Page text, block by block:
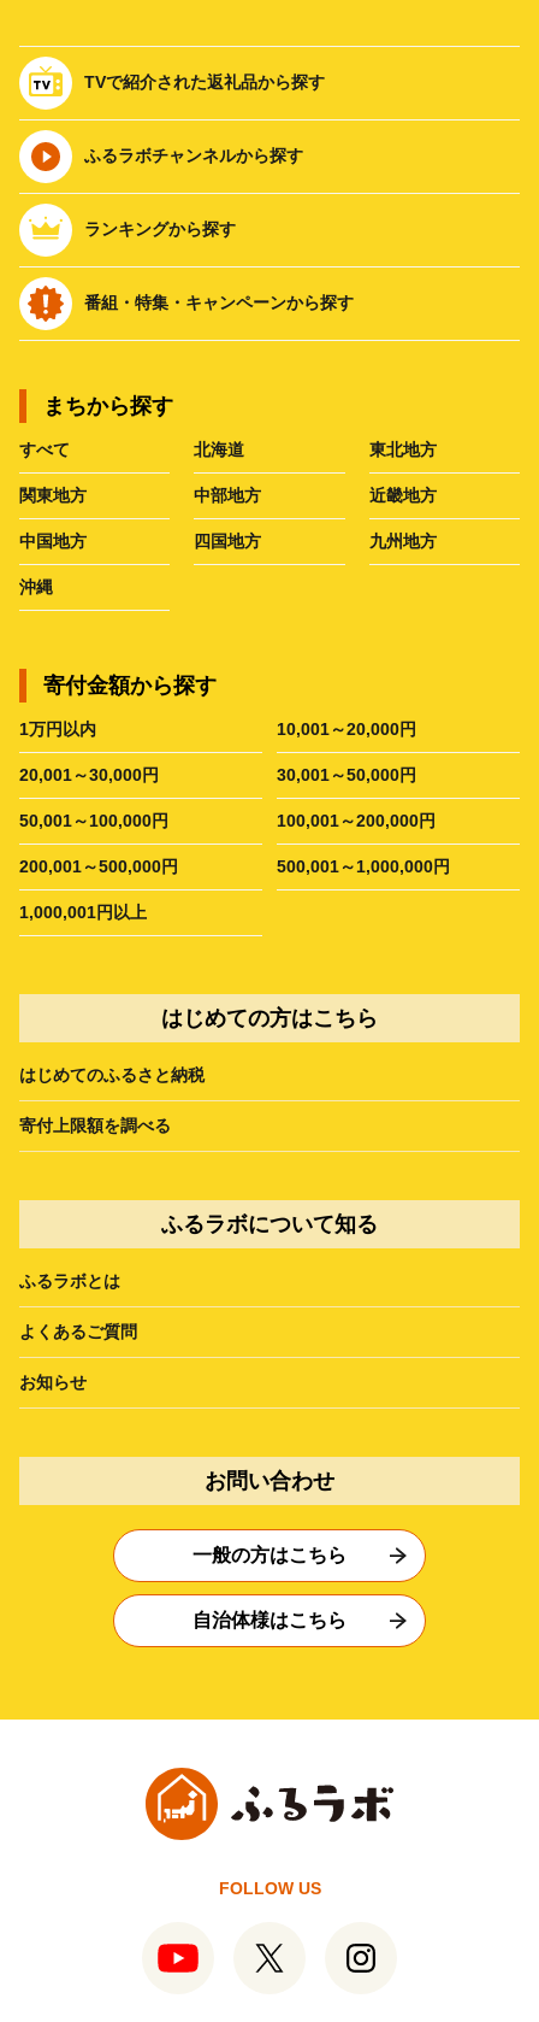
TVで紹介された返礼品から探す
ふるラボチャンネルから探す
ランキングから探す
番組・特集・キャンペーンから探す
まちから探す
すべて 北海道 東北地方
関東地方 中部地方 近畿地方
中国地方 四国地方 九州地方
沖縄
寄付金額から探す
1万円以内 10,001～20,000円
20,001～30,000円 30,001～50,000円
50,001～100,000円 100,001～200,000円
200,001～500,000円 500,001～1,000,000円
1,000,001円以上
はじめての方はこちら
はじめてのふるさと納税
寄付上限額を調べる
ふるラボについて知る
ふるラボとは
よくあるご質問
お知らせ
お問い合わせ
一般の方はこちら
自治体様はこちら
FOLLOW US